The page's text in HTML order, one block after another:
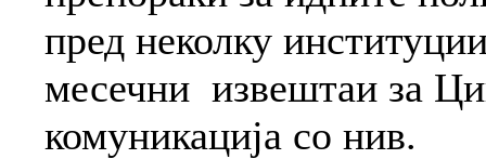
пред неколку
месечни извештаи за
комуникација со нив.